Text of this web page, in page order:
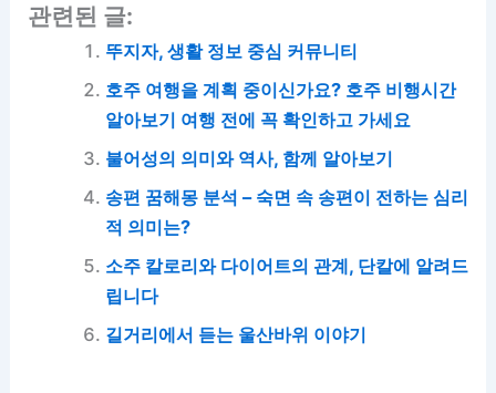
관련된 글:
뚜지자, 생활 정보 중심 커뮤니티
호주 여행을 계획 중이신가요? 호주 비행시간
알아보기 여행 전에 꼭 확인하고 가세요
불어성의 의미와 역사, 함께 알아보기
송편 꿈해몽 분석 – 숙면 속 송편이 전하는 심리
적 의미는?
소주 칼로리와 다이어트의 관계, 단칼에 알려드
립니다
길거리에서 듣는 울산바위 이야기